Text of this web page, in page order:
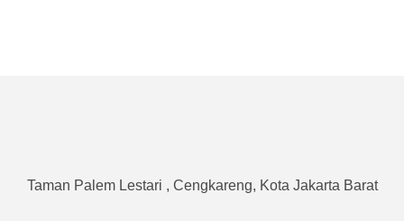
Taman Palem Lestari , Cengkareng, Kota Jakarta Barat